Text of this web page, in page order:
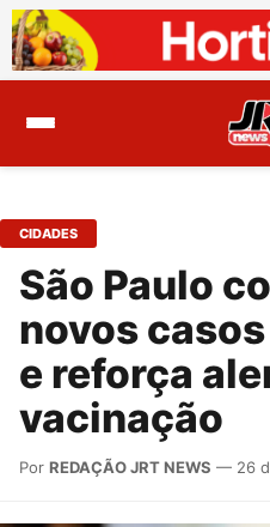
CIDADES
São Paulo
novos
e reforça
vacinação
Por REDAÇÃO JRT NEWS — 26